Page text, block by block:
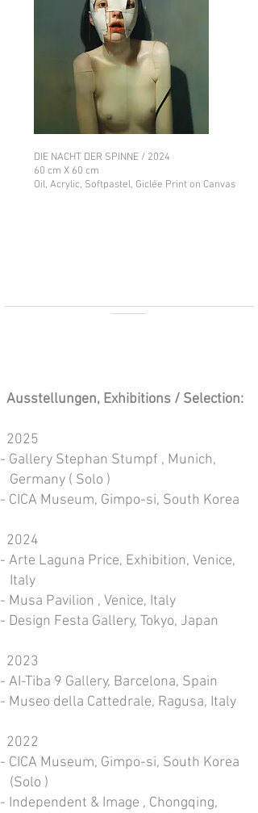
DIE NACHT DER SPINNE / 2024
60 cm X 60 cm
Oil, Acrylic, Softpastel, Giclée Print on Canvas
Ausstellungen, Exhibitions / Selection:
2025
- Gallery Stephan Stumpf , Munich,
Germany ( Solo )
- CICA Museum, Gimpo-si, South Korea
2024
- Arte Laguna Price, Exhibition, Venice,
Italy
- Musa Pavilion , Venice, Italy
- Design Festa Gallery, Tokyo, Japan
2023
- AI-Tiba 9 Gallery, Barcelona, Spain
- Museo della Cattedrale, Ragusa, Italy
2022
- CICA Museum, Gimpo-si, South Korea
(Solo )
- Independent & Image , Chongqing,